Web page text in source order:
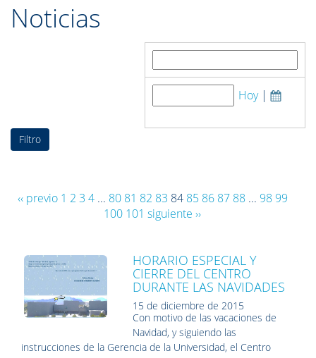
Noticias
Hoy|
‹‹ previo 1 2 3 4... 80 81 82 83 84 85 86 87 88... 98 99
100 101 siguiente ››
HORARIO ESPECIAL Y
CIERRE DEL CENTRO
DURANTE LAS NAVIDADES
15 de diciembre de 2015
Con motivo de las vacaciones de
Navidad, y siguiendo las
instrucciones de la Gerencia de la Universidad, el Centro